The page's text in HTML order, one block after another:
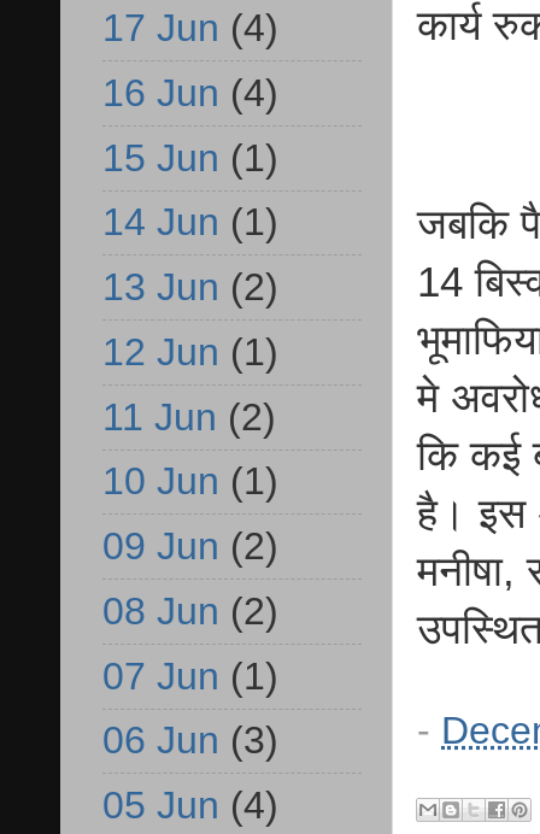
कार्य
जबकि
14
मे
कि कई
है। इस
मनीषा,
-
17 Jun (4)
16 Jun (4)
15 Jun (1)
14 Jun (1)
13 Jun (2)
12 Jun (1)
11 Jun (2)
10 Jun (1)
09 Jun (2)
08 Jun (2)
07 Jun (1)
06 Jun (3)
05 Jun (4)